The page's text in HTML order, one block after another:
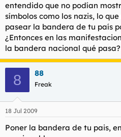
entendido que no podían
símbolos como los nazis, lo
pasear la bandera de tu país
¿Entonces en las
la bandera nacional qué pasa?
8 88
Freak
18 Jul 2009
Poner la bandera de tu pais,